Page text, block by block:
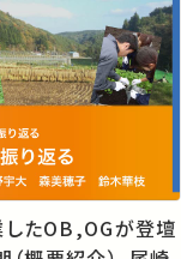
たOB,OGが登壇